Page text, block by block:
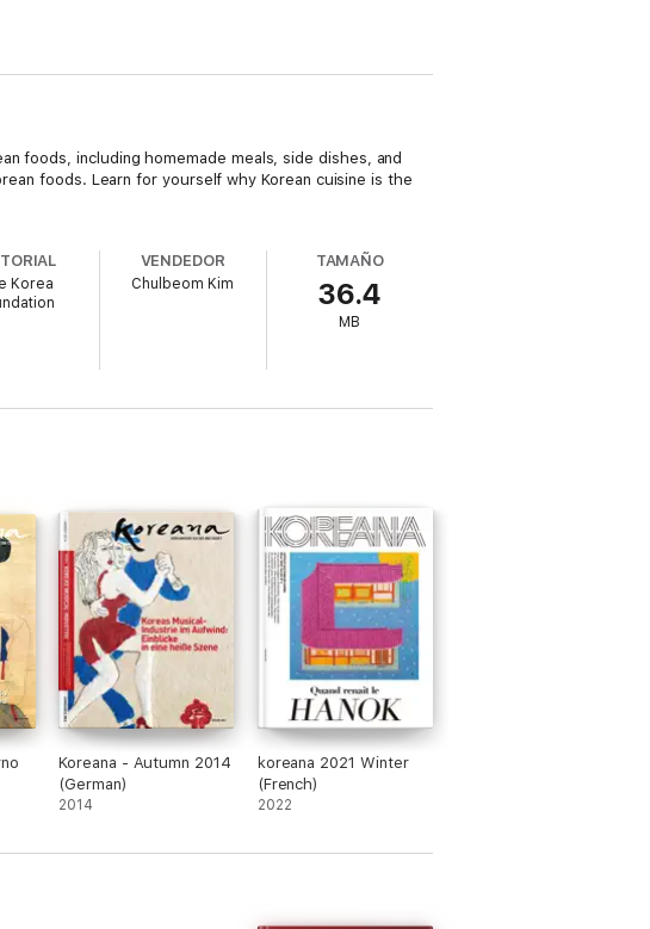
foods, including homemade meals, side dishes, and
foods. Learn for yourself why Korean cuisine is the
Korea
VENDEDOR
Chulbeom Kim
TAMAÑO
36.4
MB
Koreana - Autumn 2014
(German)
2014
koreana 2021 Winter
(French)
2022